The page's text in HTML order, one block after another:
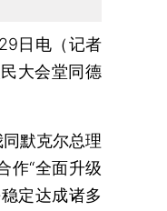
日电（记者
大会堂同德
默克尔总理
作“全面升级
定达成诸多